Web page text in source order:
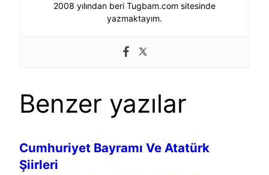
2008 yılından beri Tugbam.com sitesinde
yazmaktayım.
Benzer yazılar
Cumhuriyet Bayramı Ve Atatürk
Şiirleri